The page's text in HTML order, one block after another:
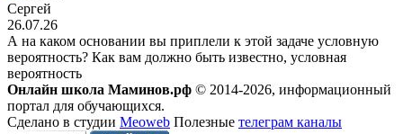
Сергей
26.07.26
А на каком основании вы приплели к этой задаче условную
вероятность? Как вам должно быть известно, условная
вероятность
Онлайн школа Маминов.рф © 2014-2026, информационный
портал для обучающихся.
Сделано в студии Meoweb Полезные телеграм каналы